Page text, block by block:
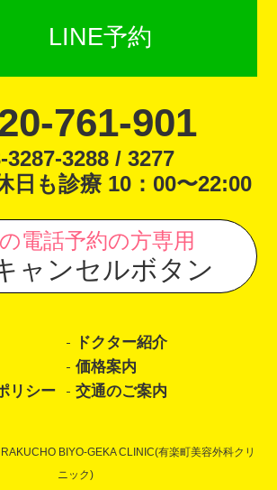
LINE予約
761-901
3287-3288 / 3277
日も診療 10：00〜22:00
電話予約の方専用
ャンセルボタン
ドクター紹介
価格案内
リシー
交通のご案内
BIYO-GEKA CLINIC(有楽町美容外科クリ
ニック)